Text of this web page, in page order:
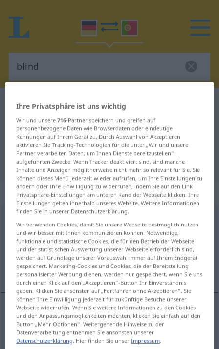
Deutsch-Portugiesisch Wörterbuch
Deutsch-Portugiesisch
Übersetzung für "blind"
"blind" Portugiesisch Übersetzung
„blind“
Übersicht aller Übersetzungen
(Für mehr Details die Übersetzung anklicken/antippen)
cego, baço, sujo, postiço, falso, clandestino
cego(de) blindauf DAT
baço blindGlas
Ihre Privatsphäre ist uns wichtig
Wir und unsere716-Partner speichern und greifen auf
personenbezogene Daten wie Browserdaten oder eindeutige
Kennungen auf Ihrem Gerät zu. Durch Auswahl von Akzeptieren
aktivieren Sie Tracking-Technologien für die unter „Wir und unsere
Partner verarbeiten Daten, um Ihnen Dienste bereitzustellen“
aufgeführten Zwecke. Wenn Tracker deaktiviert sind, sind manche
Inhalte und Anzeigen möglicherweise nicht mehr so relevant für Sie. Sie
können dieses Menü jederzeit wieder aufrufen, um Ihre Einstellungen zu
ändern oder Ihre Einwilligung zu widerrufen, indem Sie auf den Link
Privatsphäre-Einstellungen am unteren Rand der Webseite klicken. Ihre
Einstellungen gelten innerhalb unseres Website. Weitere Informationen
finden Sie in unserer Datenschutzerklärung.
Wir verwenden Cookies, damit Sie unsere Webseite bestmöglich nutzen
und wir besser mit Ihnen kommunizieren können. Notwendige,
funktionale und statistische Cookies, die für den Betrieb der Webseite
und der statistischen Auswertung unserer Webseite erforderlich sind,
werden auf Grundlage unserer Vorauswahl immer auf Ihrem Endgerät
gespeichert. Marketing-Cookies und Cookies, die der Bereitstellung
personalisierter Werbung dienen, werden nur gespeichert, wenn Sie uns
durch einen Klick auf den „Akzeptieren“-Button Ihr Einverständnis
geben. Klicken Sie ansonsten auf „Fortfahren ohne Akzeptieren“. Sie
können Ihre Einwilligung jederzeit für zukünftige Besuche unserer
Webseite widerrufen. Wenn Sie weitere Informationen zu den Cookies
und den Anpassungsmöglichkeiten möchten, klicken Sie einfach auf den
Button „Mehr Optionen“. Weitergehende Hinweise zu der
Datenverarbeitung entnehmen Sie ansonsten unserer
Datenschutzerklärung. Hier finden Sie unserImpressum.